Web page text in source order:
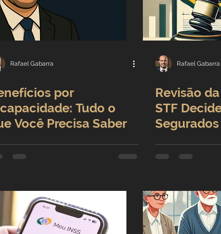
Rafael Gabarra
por
Tudo o
Você Precisa Saber
Rafael Gabarra
Revisão
STF
Segurados